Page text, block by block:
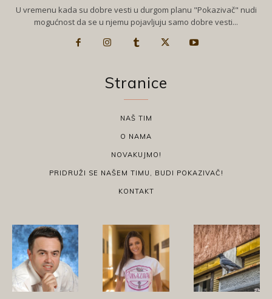
U vremenu kada su dobre vesti u durgom planu "Pokazivač" nudi
mogućnost da se u njemu pojavljuju samo dobre vesti...
Stranice
NAŠ TIM
O NAMA
NOVAKUJMO!
PRIDRUŽI SE NAŠEM TIMU, BUDI POKAZIVAČ!
KONTAKT